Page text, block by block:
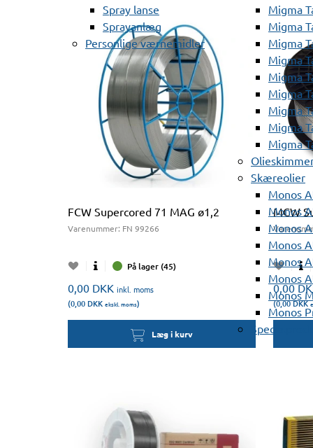
Spray lanse
Sprayanlæg
Personlige værnemidler
Migma
Migma
Migma
Migma
Migma
Migma
Migma
Migma
Migma
Skæreolier
Monos
Monos
Monos
Monos
Monos
Monos
Monos
Monos
FCW Supercored 71 MAG ø1,2
Varenummer: FN 99266
På lager (45)
0,00 DKK inkl. moms
(0,00 DKK ekskl. moms)
Læg i kurv
MCW
0,00
(0,00DKK